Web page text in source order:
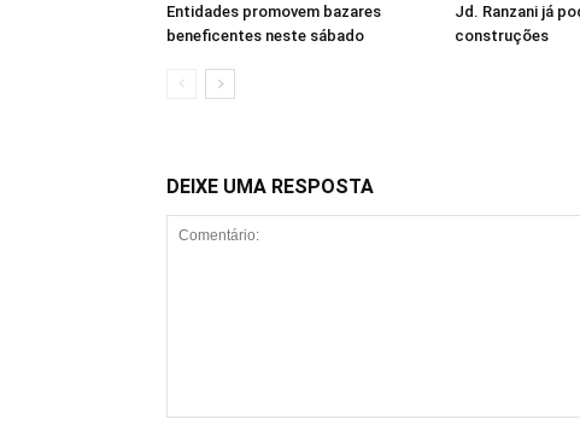
Entidades promovem bazares
beneficentes neste sábado
Jd. Ranzani já
construções
DEIXE UMA RESPOSTA